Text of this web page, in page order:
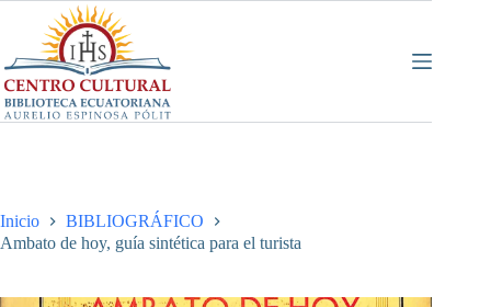
contenido
Inicio
BIBLIOGRÁFICO
Ambato de hoy, guía sintética para el turista